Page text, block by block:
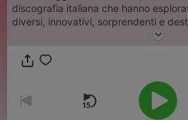
discografia italiana che hanno
diversi, innovativi, sorprendenti e
tema più ampio e indecifrabile di tutti:
lontana e vicina. E in ogni caso,